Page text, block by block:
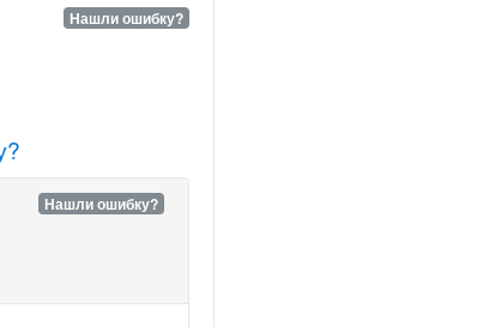
Нашли ошибку?
Нашли ошибку?